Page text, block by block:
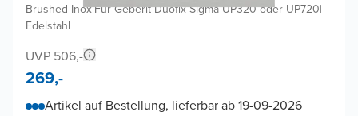
Brushed Inox|Für Geberit Duofix Sigma UP320 oder UP720|
Edelstahl
UVP 506,-
269,-
Artikel auf Bestellung, lieferbar ab 19-09-2026